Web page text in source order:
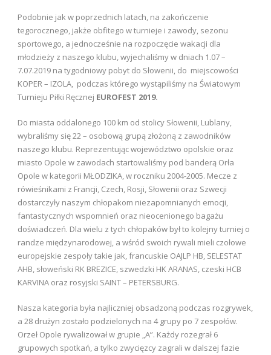
Podobnie jak w poprzednich latach, na zakończenie
tegorocznego, jakże obfitego w turnieje i zawody, sezonu
sportowego, a jednocześnie na rozpoczęcie wakacji dla
młodzieży z naszego klubu, wyjechaliśmy w dniach 1.07 –
7.07.2019 na tygodniowy pobyt do Słowenii, do miejscowości
KOPER – IZOLA, podczas którego wystąpiliśmy na Światowym
Turnieju Piłki Ręcznej EUROFEST 2019.
Do miasta oddalonego 100 km od stolicy Słowenii, Lublany,
wybraliśmy się 22 – osobową grupą złożoną z zawodników
naszego klubu. Reprezentując województwo opolskie oraz
miasto Opole w zawodach startowaliśmy pod banderą Orła
Opole w kategorii MŁODZIKA, w roczniku 2004-2005. Mecze z
rówieśnikami z Francji, Czech, Rosji, Słowenii oraz Szwecji
dostarczyły naszym chłopakom niezapomnianych emocji,
fantastycznych wspomnień oraz nieocenionego bagażu
doświadczeń. Dla wielu z tych chłopaków był to kolejny turniej o
randze międzynarodowej, a wśród swoich rywali mieli czołowe
europejskie zespoły takie jak, francuskie OAJLP HB, SELESTAT
AHB, słoweński RK BREZICE, szwedzki HK ARANAS, czeski HCB
KARVINA oraz rosyjski SAINT – PETERSBURG.
Nasza kategoria była najliczniej obsadzoną podczas rozgrywek,
a 28 drużyn zostało podzielonych na 4 grupy po 7 zespołów.
Orzeł Opole rywalizował w grupie „A”. Każdy rozegrał 6
grupowych spotkań, a tylko zwycięzcy zagrali w dalszej fazie